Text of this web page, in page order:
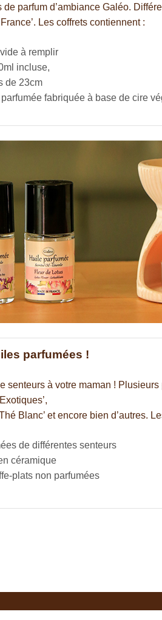
de parfum d’ambiance Galéo.
Les coffrets contiennent :
à remplir
incluse,
de 23cm
fabriquée à base de cire
parfumées !
senteurs à votre maman !
Blanc’ et encore bien d’autres.
de différentes senteurs
céramique
plats non parfumées